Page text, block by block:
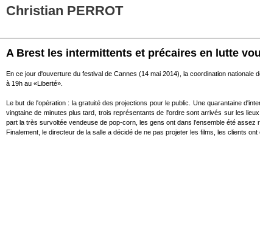
Christian PERROT
A Brest les intermittents et précaires en lutte
En ce jour d'ouverture du festival de Cannes (14 mai 2014), la coordination
à 19h au «Liberté».
Le but de l'opération : la gratuité des projections pour le public. Une quarantaine
vingtaine de minutes plus tard, trois représentants de l'ordre sont arrivés sur les
part la très survoltée vendeuse de pop-corn, les gens ont dans l'ensemble été assez
Finalement, le directeur de la salle a décidé de ne pas projeter les films, les clients